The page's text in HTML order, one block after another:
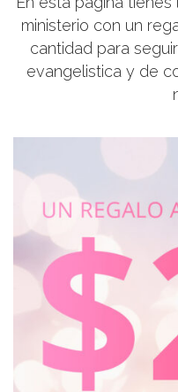
ministerio con un
cantidad para
evangelistica y de